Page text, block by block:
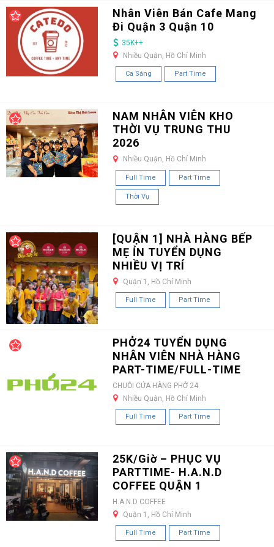
Nhân Viên Bán Cafe Mang
Đi Quận 3 Quận 10
35K++
Nhiều Quận, Hồ Chí Minh
Ca Sáng Part Time
NAM NHÂN VIÊN KHO
THỜI VỤ TRUNG THU
2026
Nhiều Quận, Hồ Chí Minh
Full Time Part Time
Thời Vụ
[QUẬN 1] NHÀ HÀNG BẾP
MẸ ỈN TUYỂN DỤNG
NHIỀU VỊ TRÍ
Quận 1, Hồ Chí Minh
Full Time Part Time
PHỞ24 TUYỂN DỤNG
NHÂN VIÊN NHÀ HÀNG
PART-TIME/FULL-TIME
CHUỖI CỬA HÀNG PHỞ 24
Nhiều Quận, Hồ Chí Minh
Full Time Part Time
25K/Giờ – PHỤC VỤ
PARTTIME- H.A.N.D
COFFEE QUẬN 1
H.A.N.D COFFEE
Quận 1, Hồ Chí Minh
Full Time Part Time